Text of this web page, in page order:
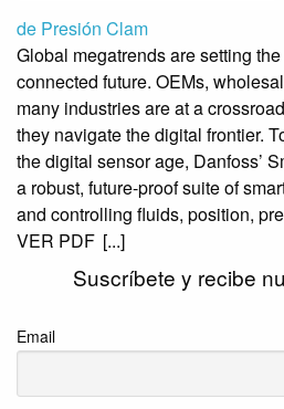
de Presión Clam
Global megatrends are setting
connected future. OEMs,
many industries are at a
they navigate the digital frontier.
the digital sensor age, Danfoss’
a robust, future-proof suite of
and controlling fluids, position,
VER PDF [...]
Suscríbete y recibe
Email